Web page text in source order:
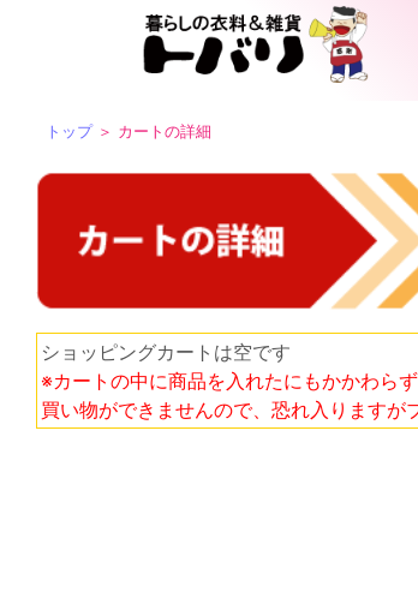
トップ＞ カートの詳細
ショッピングカートは空です
※カートの中に商品を入れたにもかかわら
買い物ができませんので、恐れ入りますが